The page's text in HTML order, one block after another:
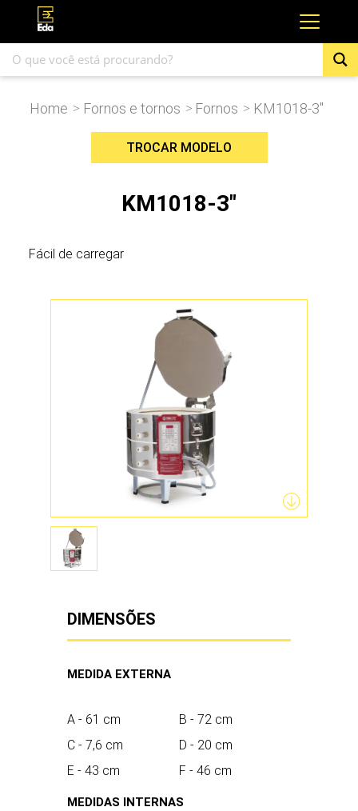
Home > Fornos e tornos > Fornos > KM1018-3″
TROCAR MODELO
KM1427-3PK
KM1231-3PK
KM1018-3"
Fácil de carregar
DIMENSÕES
MEDIDA EXTERNA
A - 61 cm
B - 72 cm
C - 7,6 cm
D - 20 cm
E - 43 cm
F - 46 cm
MEDIDAS INTERNAS